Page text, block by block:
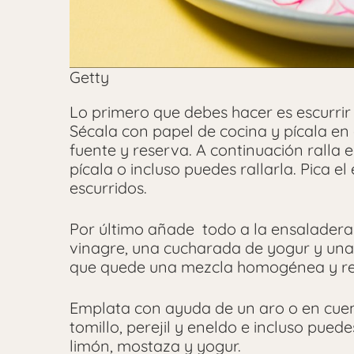
Getty
Lo primero que debes hacer es
Sécala con papel de cocina y pícala
fuente y reserva. A continuación ralla
pícala o incluso puedes rallarla. Pica
escurridos.
Por último añade todo a la
vinagre, una cucharada de yogur y
que quede una mezcla homogénea y
Emplata con ayuda de un aro o en
tomillo, perejil y eneldo e incluso
limón, mostaza y yogur.